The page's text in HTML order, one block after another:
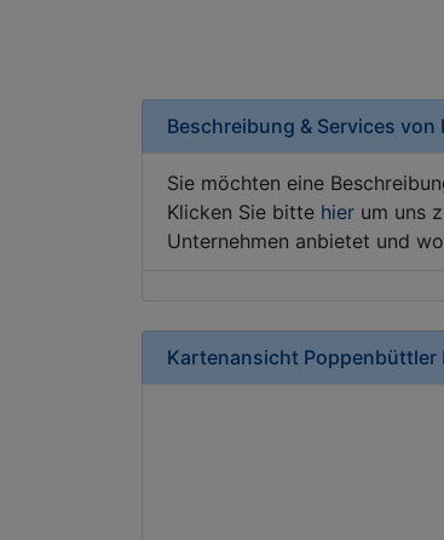
Beschreibung & Services von
Sie möchten eine
Klicken Sie bitte hier um uns
Unternehmen anbietet und
Kartenansicht Poppenbüttler